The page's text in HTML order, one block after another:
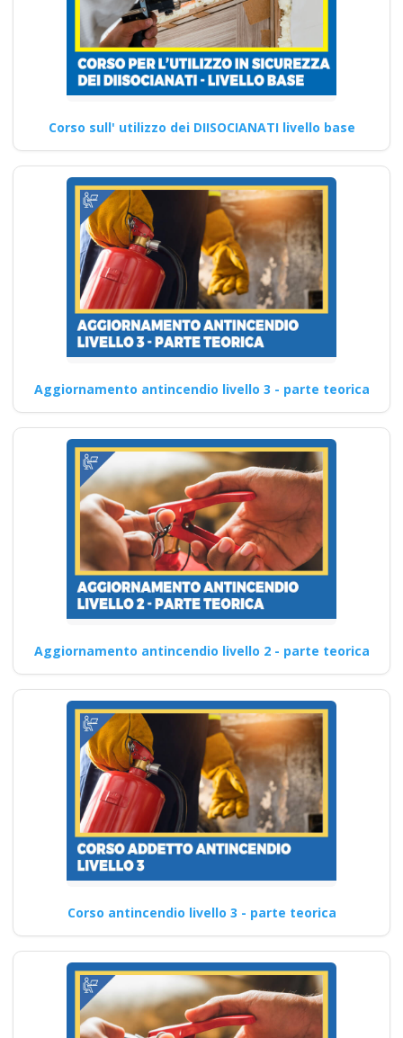
Corso sull' utilizzo dei DIISOCIANATI livello base
Aggiornamento antincendio livello 3 - parte teorica
Aggiornamento antincendio livello 2 - parte teorica
Corso antincendio livello 3 - parte teorica